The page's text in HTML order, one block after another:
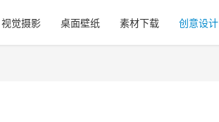
视觉摄影 桌面壁纸 素材下载 创意设计